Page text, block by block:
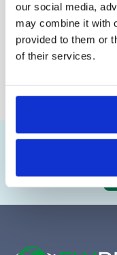
our social media,
may combine it with
provided to them or
of their services.
Majahar